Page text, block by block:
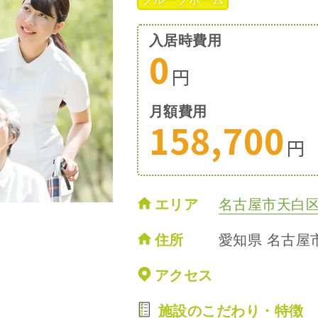
入居時費用
0円
月額費用
158,700円
エリア 名古屋市天白
住所 愛知県 名古屋
アクセス
施設のこだわり・特徴